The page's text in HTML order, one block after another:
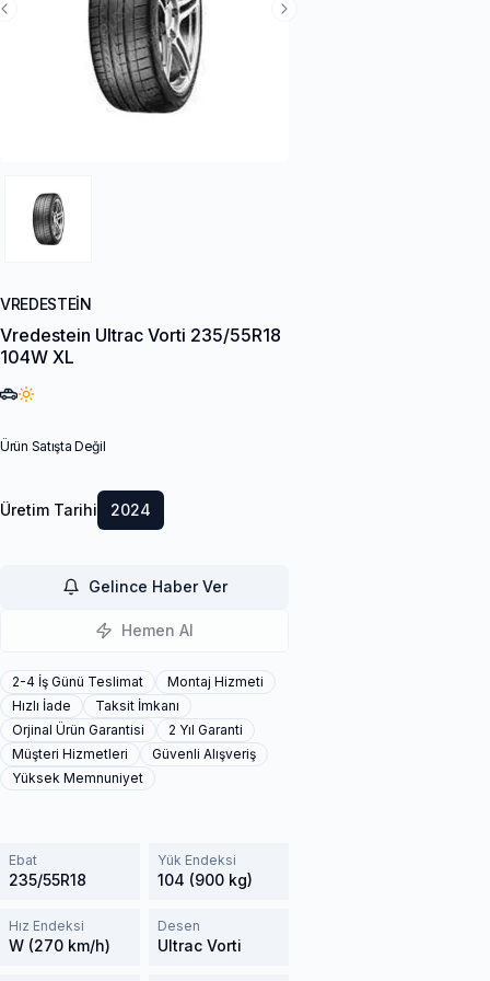
Next Slide
Previous Slide
VREDESTEIN
Vredestein Ultrac Vorti 235/55R18
104W XL
Ürün Satışta Değil
Üretim Tarihi 2024
Gelince Haber Ver
Hemen Al
2-4 İş Günü Teslimat
Montaj Hizmeti
Hızlı İade
Taksit İmkanı
Orjinal Ürün Garantisi
2 Yıl Garanti
Müşteri Hizmetleri
Güvenli Alışveriş
Yüksek Memnuniyet
Ebat
235/55R18
Yük Endeksi
104 (900 kg)
Hız Endeksi
W (270 km/h)
Desen
Ultrac Vorti